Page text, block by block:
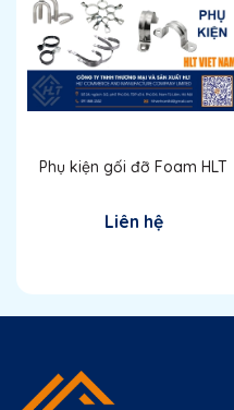
Phụ kiện gối đỡ Foam HLT
Liên hệ